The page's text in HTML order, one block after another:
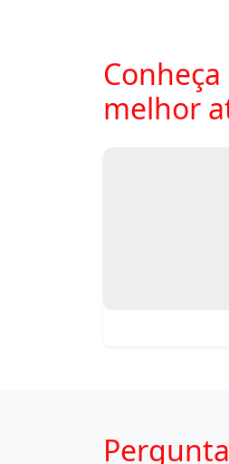
melhor